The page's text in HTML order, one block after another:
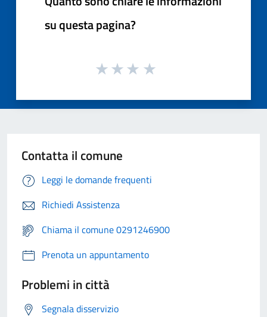
su questa pagina?
Contatta il comune
Leggi le domande frequenti
Richiedi Assistenza
Chiama il comune 0291246900
Prenota un appuntamento
Problemi in città
Segnala disservizio